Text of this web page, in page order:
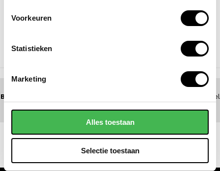
Voorkeuren
Statistieken
Marketing
Alles toestaan
Selectie toestaan
BEL 0172 - 447 517
(5 dagen per week bereikbaar) of zoek een winkel
bij jou in de buurt